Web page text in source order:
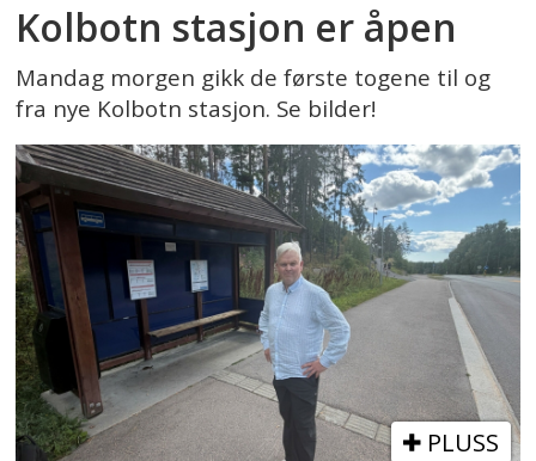
Kolbotn stasjon er åpen
Mandag morgen gikk de første togene til og
fra nye Kolbotn stasjon. Se bilder!
PLUSS